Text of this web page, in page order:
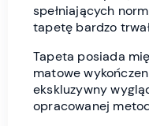
spełniających
tapetę bardzo
Tapeta posiada
matowe
ekskluzywny
opracowanej